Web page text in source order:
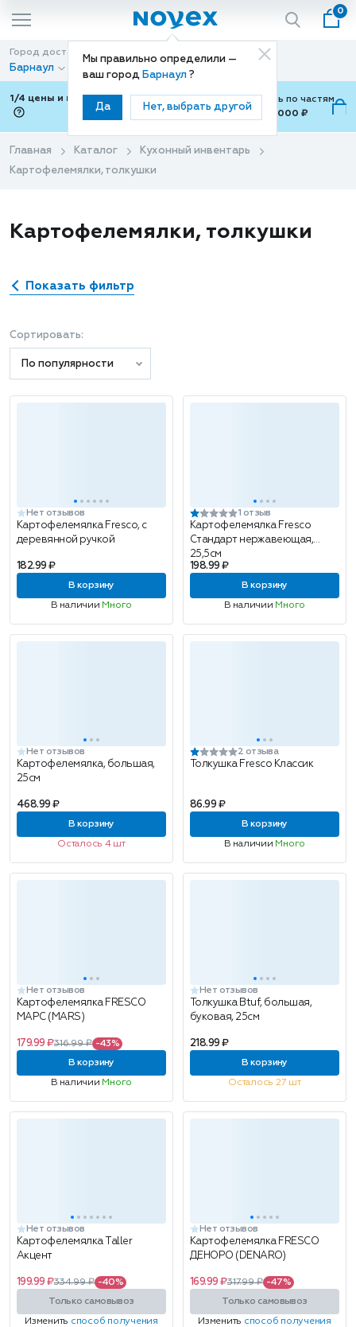
Мы правильно определили —
ваш город Барнаул ?
Да Нет, выбрать другой
0
Город доставки
Барнаул
Способ доставки
Доставка
1/4 цены и покупки ваши с Подели
Можно оплатить по частям
от 700 ₽ до 15,000 ₽
Главная Каталог
Кухонный инвентарь
Картофелемялки, толкушки
Картофелемялки, толкушки
Показать фильтр
Сортировать:
По популярности
Нет отзывов
Картофелемялка Fresco, с
деревянной ручкой
182.99 ₽
В корзину
В наличии Много
1 отзыв
Картофелемялка Fresco
Стандарт нержавеющая,
25,5см
198.99 ₽
В корзину
В наличии Много
Нет отзывов
Картофелемялка, большая,
25см
468.99 ₽
В корзину
Осталось 4 шт
2 отзыва
Толкушка Fresco Классик
86.99 ₽
В корзину
В наличии Много
Нет отзывов
Картофелемялка FRESCO
МАРС (MARS)
179.99 ₽316.99 ₽ -43%
В корзину
В наличии Много
Нет отзывов
Толкушка Вtuf, большая,
буковая, 25см
218.99 ₽
В корзину
Осталось 27 шт
Нет отзывов
Картофелемялка Taller
Акцент
199.99 ₽334.99 ₽ -40%
Только самовывоз
Изменить способ получения
Нет отзывов
Картофелемялка FRESCO
ДЕНОРО (DENARO)
169.99 ₽317.99 ₽ -47%
Только самовывоз
Изменить способ получения